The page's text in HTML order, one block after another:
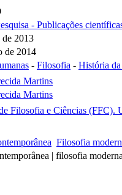
- Publicações
2013
de 2014
- Filosofia - História
Martins
Martins
Filosofia e Ciências (FFC).
Filosofia
| filosofia